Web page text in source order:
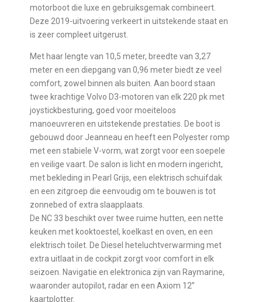
motorboot die luxe en gebruiksgemak combineert.
Deze 2019-uitvoering verkeert in uitstekende staat en
is zeer compleet uitgerust.
Met haar lengte van 10,5 meter, breedte van 3,27
meter en een diepgang van 0,96 meter biedt ze veel
comfort, zowel binnen als buiten. Aan boord staan
twee krachtige Volvo D3-motoren van elk 220 pk met
joystickbesturing, goed voor moeiteloos
manoeuvreren en uitstekende prestaties. De boot is
gebouwd door Jeanneau en heeft een Polyester romp
met een stabiele V-vorm, wat zorgt voor een soepele
en veilige vaart. De salon is licht en modern ingericht,
met bekleding in Pearl Grijs, een elektrisch schuifdak
en een zitgroep die eenvoudig om te bouwen is tot
zonnebed of extra slaapplaats.
De NC 33 beschikt over twee ruime hutten, een nette
keuken met kooktoestel, koelkast en oven, en een
elektrisch toilet. De Diesel heteluchtverwarming met
extra uitlaat in de cockpit zorgt voor comfort in elk
seizoen. Navigatie en elektronica zijn van Raymarine,
waaronder autopilot, radar en een Axiom 12’’
kaartplotter.